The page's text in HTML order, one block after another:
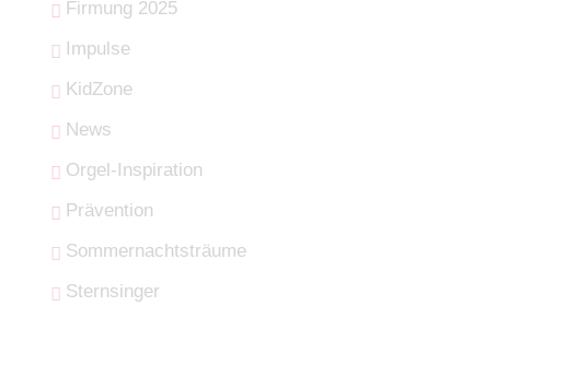
Firmung 2025
Impulse
KidZone
News
Orgel-Inspiration
Prävention
Sommernachtsträume
Sternsinger